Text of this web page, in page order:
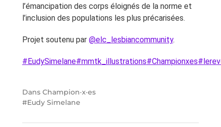
l’émancipation des corps éloignés de la norme et
l’inclusion des populations les plus précarisées.
Projet soutenu par @elc_lesbiancommunity.
#EudySimelane#mmtk_illustrations#Championxes
Dans Champion·x·es
Eudy Simelane